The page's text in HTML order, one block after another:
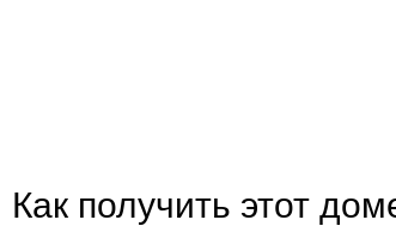
Как получить этот